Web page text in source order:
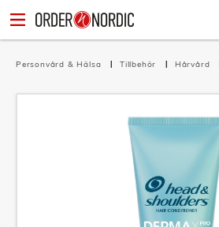
Personvård & Hälsa Tillbehör Hårvård